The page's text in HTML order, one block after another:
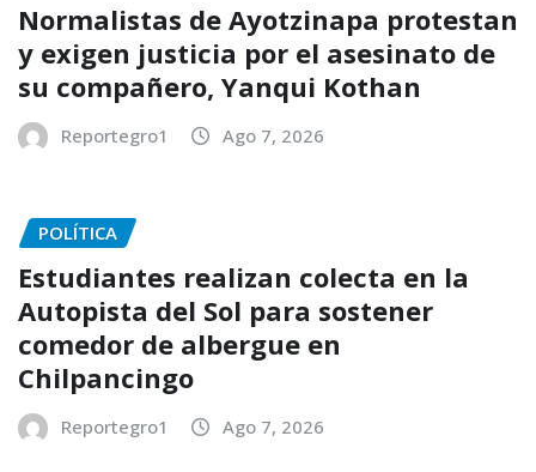
Normalistas de Ayotzinapa protestan
y exigen justicia por el asesinato de
su compañero, Yanqui Kothan
Reportegro1 Ago 7, 2026
POLÍTICA
Estudiantes realizan colecta en la
Autopista del Sol para sostener
comedor de albergue en
Chilpancingo
Reportegro1 Ago 7, 2026